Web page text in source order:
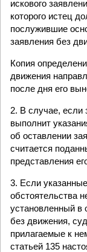
искового
которого истец
послужившие
заявления без
Копия
движения
после дня его
2. В случае, если
выполнит
об оставлении
считается
представления
3. Если
обстоятельства
установленный в
без движения,
прилагаемые к
статьей 135